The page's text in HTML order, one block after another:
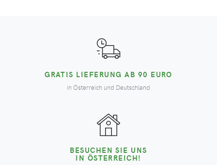
GRATIS LIEFERUNG AB 90 EURO
in Österreich und Deutschland
BESUCHEN SIE UNS
IN ÖSTERREICH!